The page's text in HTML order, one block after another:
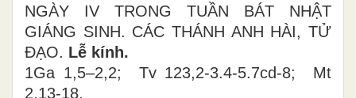
NGÀY IV TRONG TUẦN BÁT NHẬT
GIÁNG SINH. CÁC THÁNH ANH HÀI, TỬ
ĐẠO. Lễ kính.
1Ga 1,5–2,2; Tv 123,2-3.4-5.7cd-8; Mt
2,13-18.